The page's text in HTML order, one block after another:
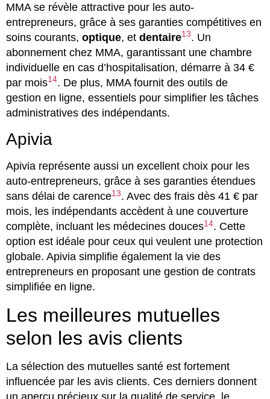
MMA se révèle attractive pour les auto-
entrepreneurs, grâce à ses garanties compétitives en
soins courants, optique, et dentaire13. Un
abonnement chez MMA, garantissant une chambre
individuelle en cas d’hospitalisation, démarre à 34 €
par mois14. De plus, MMA fournit des outils de
gestion en ligne, essentiels pour simplifier les tâches
administratives des indépendants.
Apivia
Apivia représente aussi un excellent choix pour les
auto-entrepreneurs, grâce à ses garanties étendues
sans délai de carence13. Avec des frais dès 41 € par
mois, les indépendants accèdent à une couverture
complète, incluant les médecines douces14. Cette
option est idéale pour ceux qui veulent une protection
globale. Apivia simplifie également la vie des
entrepreneurs en proposant une gestion de contrats
simplifiée en ligne.
Les meilleures mutuelles
selon les avis clients
La sélection des mutuelles santé est fortement
influencée par les avis clients. Ces derniers donnent
un aperçu précieux sur la qualité de service, le